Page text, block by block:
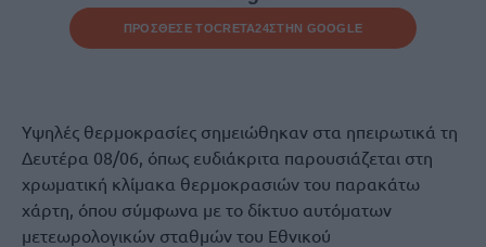
ΠΡΟΣΘΕΣΕ ΤΟCRETA24ΣΤΗΝ GOOGLE
Υψηλές θερμοκρασίες σημειώθηκαν στα ηπειρωτικά τη
Δευτέρα 08/06, όπως ευδιάκριτα παρουσιάζεται στη
χρωματική κλίμακα θερμοκρασιών του παρακάτω
xάρτη, όπου σύμφωνα με το δίκτυο αυτόματων
μετεωρολογικών σταθμών του Εθνικού